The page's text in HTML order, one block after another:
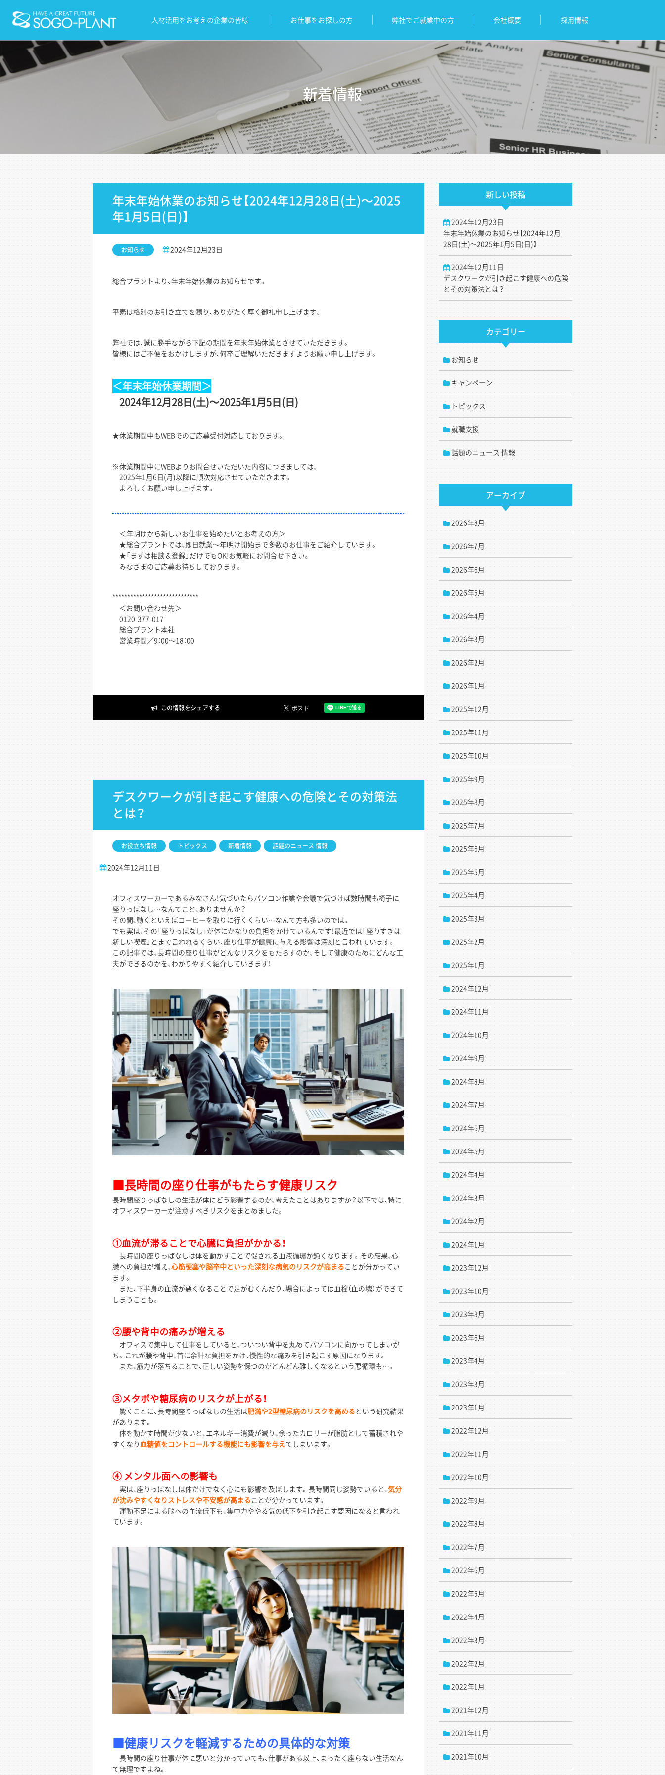
株式会社 総合プラン
人材活用をお考えの企業の皆様 お仕事をお探しの方 弊社でご就業中の方 会社概要 採用情報
新着情報
年末年始休業のお知らせ【2024年12月28日(土)～2025
年1月5日(日)】
お知らせ 2024年12月23日
総合プラントより、年末年始休業のお知らせです。
平素は格別のお引き立てを賜り、ありがたく厚く御礼申し上げます。
弊社では、誠に勝手ながら下記の期間を年末年始休業とさせていただきます。
皆様にはご不便をおかけしますが、何卒ご理解いただきますようお願い申し上げます。
＜年末年始休業期間＞
2024年12月28日(土)～2025年1月5日(日)
★休業期間中もWEBでのご応募受付対応しております。
※休業期間中にWEBよりお問合せいただいた内容につきましては、
2025年1月6日(月)以降に順次対応させていただきます。
よろしくお願い申し上げます。
＜年明けから新しいお仕事を始めたいとお考えの方＞
★総合プラントでは、即日就業～年明け開始まで多数のお仕事をご紹介しています。
★「まずは相談＆登録」だけでもOK!お気軽にお問合せ下さい。
みなさまのご応募お待ちしております。
*****************************
＜お問い合わせ先＞
0120-377-017
総合プラント本社
営業時間／9：00～18：00
デスクワークが引き起こす健康への危険とその対策法
とは？
お役立ち情報 トピックス 新着情報 話題のニュース 情報
2024年12月11日
オフィスワーカーであるみなさん！気づいたらパソコン作業や会議で気づけば数時間も椅子に
座りっぱなし…なんてこと、ありませんか？
その間、動くといえばコーヒーを取りに行くくらい…なんて方も多いのでは。
でも実は、その「座りっぱなし」が体にかなりの負担をかけているんです！最近では「座りすぎは
新しい喫煙」とまで言われるくらい、座り仕事が健康に与える影響は深刻と言われています。
この記事では、長時間の座り仕事がどんなリスクをもたらすのか、そして健康のためにどんな工
夫ができるのかを、わかりやすく紹介していきます！
■長時間の座り仕事がもたらす健康リスク
長時間座りっぱなしの生活が体にどう影響するのか、考えたことはありますか？以下では、特に
オフィスワーカーが注意すべきリスクをまとめました。
①血流が滞ることで心臓に負担がかかる！
長時間の座りっぱなしは体を動かすことで促される血液循環が鈍くなります。その結果、心
臓への負担が増え、心筋梗塞や脳卒中といった深刻な病気のリスクが高まることが分かってい
ます。
また、下半身の血流が悪くなることで足がむくんだり、場合によっては血栓（血の塊）ができて
しまうことも。
②腰や背中の痛みが増える
オフィスで集中して仕事をしていると、ついつい背中を丸めてパソコンに向かってしまいが
ち。これが腰や背中、首に余計な負担をかけ、慢性的な痛みを引き起こす原因になります。
また、筋力が落ちることで、正しい姿勢を保つのがどんどん難しくなるという悪循環も…。
③メタボや糖尿病のリスクが上がる！
驚くことに、長時間座りっぱなしの生活は肥満や2型糖尿病のリスクを高めるという研究結果
があります。
体を動かす時間が少ないと、エネルギー消費が減り、余ったカロリーが脂肪として蓄積されや
すくなり血糖値をコントロールする機能にも影響を与えてしまいます。
④ メンタル面への影響も
実は、座りっぱなしは体だけでなく心にも影響を及ぼします。長時間同じ姿勢でいると、気分
が沈みやすくなりストレスや不安感が高まることが分かっています。
運動不足による脳への血流低下も、集中力ややる気の低下を引き起こす要因になると言われ
ています。
■健康リスクを軽減するための具体的な対策
長時間の座り仕事が体に悪いと分かっていても、仕事がある以上、まったく座らない生活なん
て無理ですよね。
新しい投稿
2024年12月23日
年末年始休業のお知らせ【2024年12月
28日(土)～2025年1月5日(日)】
2024年12月11日
デスクワークが引き起こす健康への危険
とその対策法とは？
カテゴリー
お知らせ
キャンペーン
トピックス
就職支援
話題のニュース 情報
アーカイブ
2026年8月
2026年7月
2026年6月
2026年5月
2026年4月
2026年3月
2026年2月
2026年1月
2025年12月
2025年11月
2025年10月
2025年9月
2025年8月
2025年7月
2025年6月
2025年5月
2025年4月
2025年3月
2025年2月
2025年1月
2024年12月
2024年11月
2024年10月
2024年9月
2024年8月
2024年7月
2024年6月
2024年5月
2024年4月
2024年3月
2024年2月
2024年1月
2023年12月
2023年10月
2023年8月
2023年6月
2023年4月
2023年3月
2023年1月
2022年12月
2022年11月
2022年10月
2022年9月
2022年8月
2022年7月
2022年6月
2022年5月
2022年4月
2022年3月
2022年2月
2022年1月
2021年12月
2021年11月
2021年10月